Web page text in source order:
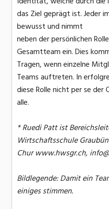
das Ziel geprägt ist. Jeder
bewusst und nimmt
neben der persönlichen
Gesamtteam ein. Dies
Tragen, wenn einzelne
Teams auftreten. In
diese Rolle nicht per se
alle.
* Ruedi Patt ist
Wirtschaftsschule
Chur www.hwsgr.ch,
Bildlegende: Damit ein
einiges stimmen.